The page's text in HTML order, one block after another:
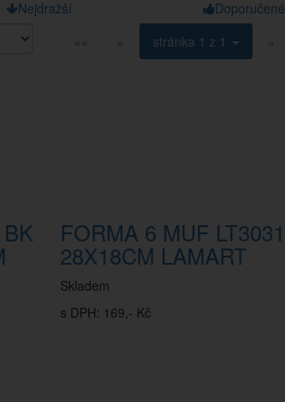
Nejdražší Doporučené
««
« stránka 1 z 1 »
FORMA 6 MUF LT3031
28X18CM LAMART
Skladem
s DPH: 169,- Kč